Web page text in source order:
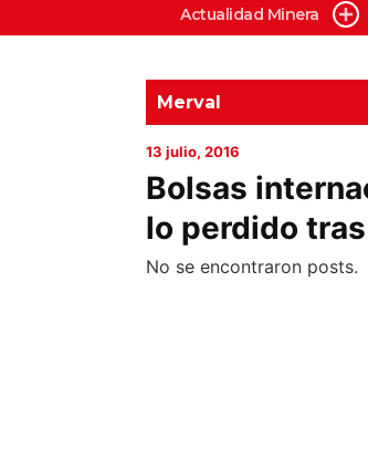
Actualidad Minera
Minería Superficie
Minerí­a Subterránea
Actualidad Minera
Merval
13 julio, 2016
Bolsas
lo perdido
No se encontraron posts.